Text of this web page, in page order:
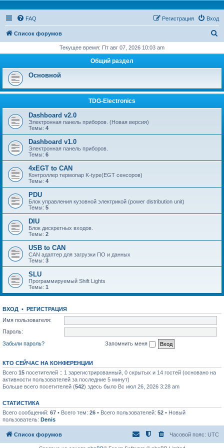
FAQ Вход
Регистрация
Список форумов
с
Текущее время: Пт авг 07, 2026 10:03 am
Общий раздел
Основной
TDG-Electronics
Dashboard v2.0
Электронная панель приборов. (Новая версия)
Темы: 4
Dashboard v1.0
Электронная панель приборов.
Темы: 6
4xEGT to CAN
Контроллер термопар K-type(EGT сенсоров)
Темы: 4
PDU
Блок управления кузовной электрикой (power distribution unit)
Темы: 5
DIU
Блок дискретных входов.
Темы: 2
USB to CAN
CAN адаптер для загрузки ПО и данных
Темы: 3
SLU
Программируемый Shift Lights
Темы: 1
ВХОД • РЕГИСТРАЦИЯ
Имя пользователя:
Пароль:
Забыли пароль?
Запомнить меня
КТО СЕЙЧАС НА КОНФЕРЕНЦИИ
Всего 15 посетителей :: 1 зарегистрированный, 0 скрытых и 14 гостей (основано на
активности пользователей за последние 5 минут)
Больше всего посетителей (542) здесь было Вс июл 26, 2026 3:28 am
СТАТИСТИКА
Всего сообщений: 67 • Всего тем: 26 • Всего пользователей: 52 • Новый
пользователь: Denis
Список форумов Часовой пояс: UTC